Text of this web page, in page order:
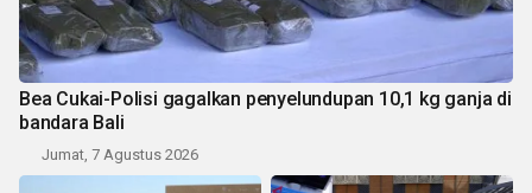
Bea Cukai-Polisi gagalkan penyelundupan 10,1 kg ganja di
bandara Bali
Jumat, 7 Agustus 2026